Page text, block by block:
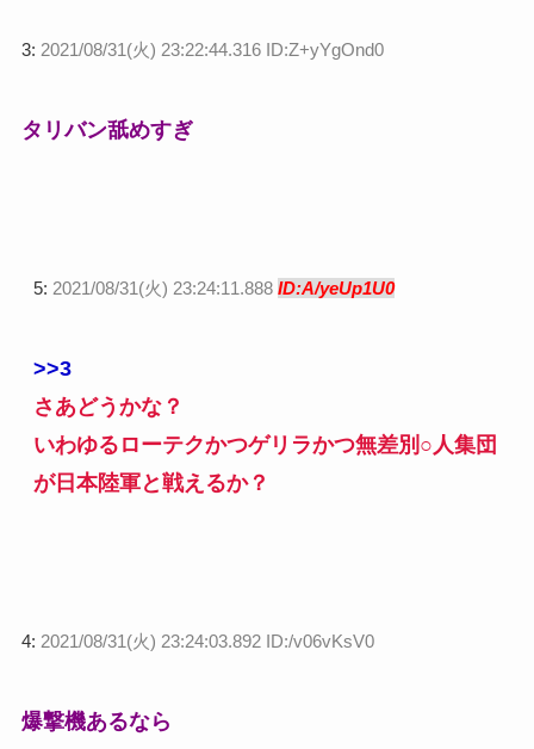
3: 2021/08/31(火) 23:22:44.316 ID:Z+yYgOnd0
タリバン舐めすぎ
5: 2021/08/31(火) 23:24:11.888 ID:A/yeUp1U0
>>3
さあどうかな？
いわゆるローテクかつゲリラかつ無差別○人集団
が日本陸軍と戦えるか？
4: 2021/08/31(火) 23:24:03.892 ID:/v06vKsV0
爆撃機あるなら